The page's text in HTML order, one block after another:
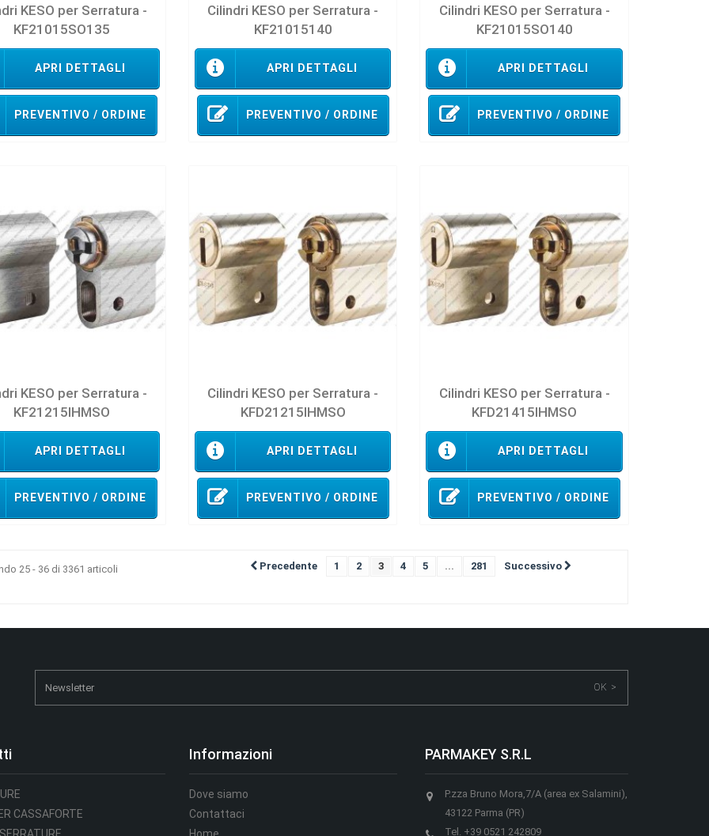
KESO per Serratura -
KF21015SO135
APRI DETTAGLI
PREVENTIVO / ORDINE
Cilindri KESO per Serratura -
KF21015140
APRI DETTAGLI
PREVENTIVO / ORDINE
Cilindri KESO per Serratura -
KF21015SO140
APRI DETTAGLI
PREVENTIVO / ORDINE
KESO per Serratura -
KF21215IHMSO
APRI DETTAGLI
PREVENTIVO / ORDINE
Cilindri KESO per Serratura -
KFD21215IHMSO
APRI DETTAGLI
PREVENTIVO / ORDINE
Cilindri KESO per Serratura -
KFD21415IHMSO
APRI DETTAGLI
PREVENTIVO / ORDINE
Precedente 1 2 3 4 5 ... 281 Successivo
25 - 36 di 3361 articoli
OK >
CASSAFORTE
Informazioni
Dove siamo
Contattaci
PARMAKEY S.R.L
P.zza Bruno Mora,7/A (area ex Salamini),
43122 Parma (PR)
Tel. +39 0521 242809